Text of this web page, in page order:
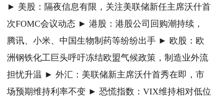
► 美股：隔夜信息有限，关注美联储新任主席沃什首
次FOMC会议动态 ► 港股：港股公司回购潮持续，
腾讯、小米、中国生物制药等纷纷出手 ► 欧股：欧
洲钢铁化工巨头呼吁冻结欧盟气候政策，制造业外流
担忧升温 ► 外汇：美联储新主席沃什首秀在即，市
场预期维持利率不变 ► 恐慌指数：VIX维持相对低位